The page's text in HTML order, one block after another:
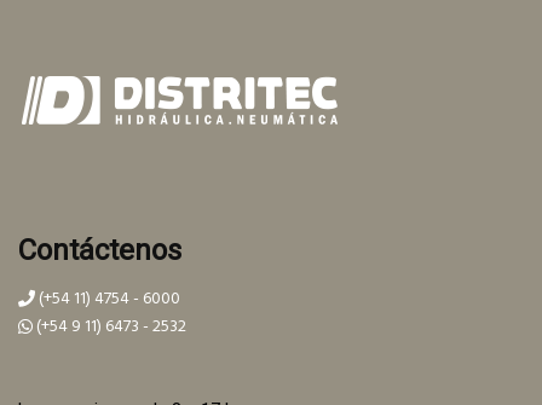
Contáctenos
(+54 11) 4754 - 6000
(+54 9 11) 6473 - 2532